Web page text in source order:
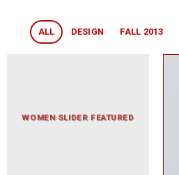
ALL DESIGN FALL 2013
WOMEN SLIDER FEATURED